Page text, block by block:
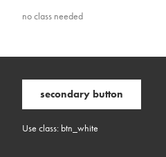
no class needed
secondary button
Use class: btn_white